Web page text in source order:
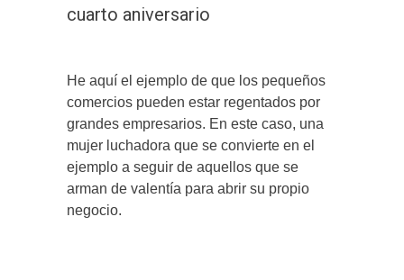
cuarto aniversario
He aquí el ejemplo de que los pequeños
comercios pueden estar regentados por
grandes empresarios. En este caso, una
mujer luchadora que se convierte en el
ejemplo a seguir de aquellos que se
arman de valentía para abrir su propio
negocio.